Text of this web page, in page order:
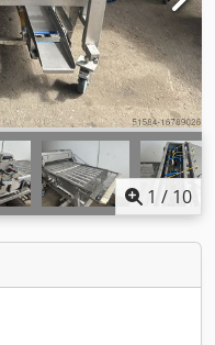
1 / 10